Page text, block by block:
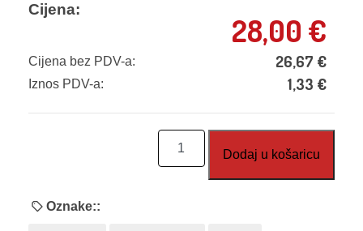
Cijena:
28,00 €
Cijena bez PDV-a: 26,67 €
Iznos PDV-a: 1,33 €
Rješavanje
problema
programiranjem
Dodaj u košaricu
Oznake::